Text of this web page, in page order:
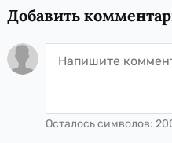
Добавить
Осталось символов: